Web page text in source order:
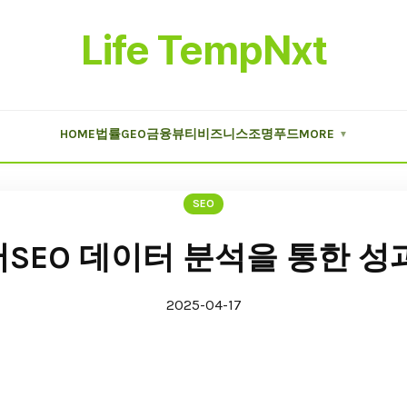
Life TempNxt
HOME법률GEO금융뷰티 비즈니스조명푸드MORE ▼
SEO
데이터 분석을 통한 성
2025-04-17